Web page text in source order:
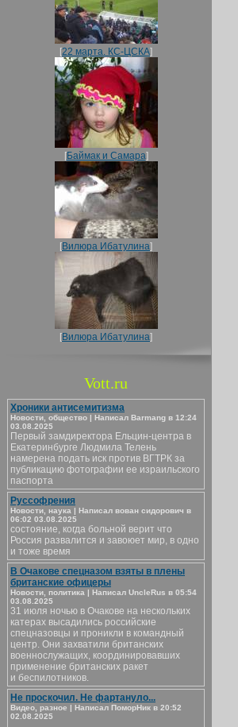
[22 марта. КС-ЦСКА]
[Баймак и Самара]
[Вилюра Ибатулина]
[Вилюра Ибатулина]
Vott.ru
Хроники антисемитизма
Новости, общество | Написал Barmang в 12:24
03.08.2025
Первый замдиректора Ельцин-центра в
Екатеринбурге Людмила Телень
намерена подать иск против ВГТРК за
публикацию фотографии ее израильского
паспорта
Руссофрения
Новости, наука | Написал вован сидорович в
06:02 03.08.2025
состояние, когда больной верит что
Россия развалится и завоюет мир, в одно
и тоже время
В Очакове спецназом взяты в плены
британские офицеры
Новости, политика | Написал UncleRus в 05:54
03.08.2025
31 июля ночью в Очакове на нескольких
катерах высадились российские
спецназовцы и проникли в командный
центр. Они захватили британских
военнослужащих, координировавших
применение британских ракет
и беспилотников.
Не проскочил. Не фартануло...
Видео, разное | Написал ПоморНик в 20:52
02.08.2025